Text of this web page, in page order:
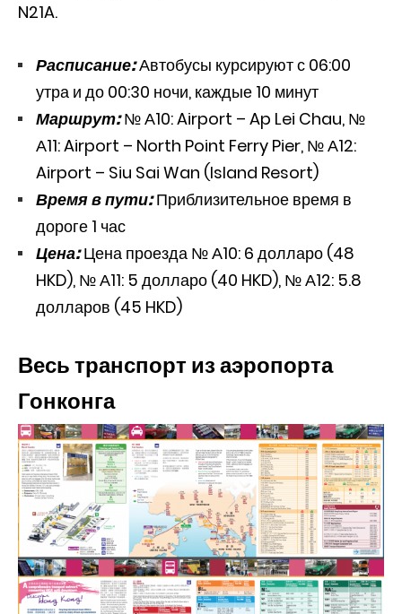
N21A.
Расписание:Автобусы курсируют с 06:00
утра и до 00:30 ночи, каждые 10 минут
Маршрут:№ А10: Airport – Ap Lei Chau, №
А11: Airport – North Point Ferry Pier, № А12:
Airport – Siu Sai Wan (Island Resort)
Время в пути:Приблизительное время в
дороге 1 час
Цена:Цена проезда № А10: 6 долларо (48
HKD), № А11: 5 долларо (40 HKD), № А12: 5.8
долларов (45 HKD)
Весь транспорт из аэропорта
Гонконга